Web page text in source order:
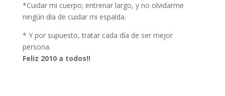
*Cuidar mi cuerpo; entrenar largo, y no olvidarme
ningún día de cuidar mi espalda.
* Y por supuesto, tratar cada día de ser mejor
persona.
Feliz 2010 a todos!!